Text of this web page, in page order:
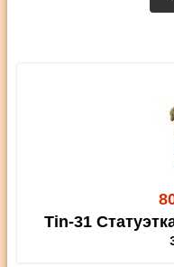
Tin-31